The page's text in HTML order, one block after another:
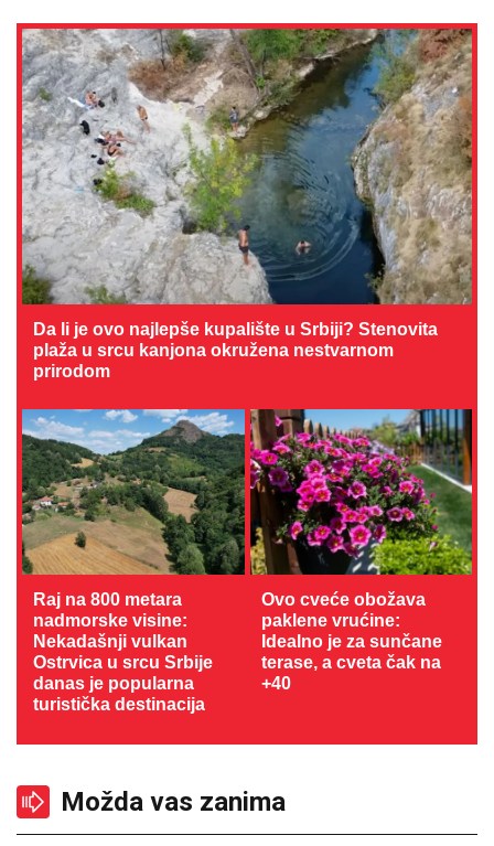
Da li je ovo najlepše kupalište u Srbiji? Stenovita
plaža u srcu kanjona okružena nestvarnom
prirodom
Raj na 800 metara
nadmorske visine:
Nekadašnji vulkan
Ostrvica u srcu Srbije
danas je popularna
turistička destinacija
Ovo cveće obožava
paklene vrućine:
Idealno je za sunčane
terase, a cveta čak na
+40
Možda vas zanima